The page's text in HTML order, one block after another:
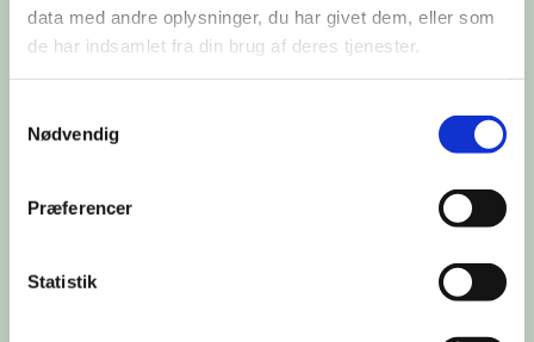
data med andre oplysninger, du har givet dem, eller som
de har indsamlet fra din brug af deres tjenester.
Nødvendig
Præferencer
Statistik
Du vil måske også kunne lide...